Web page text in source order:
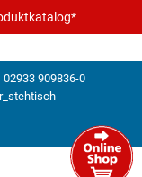
02933 909836-0